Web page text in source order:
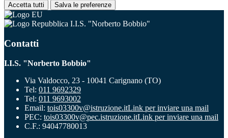
Accetta tutti Salva le preferenze
I.I.S. "Norberto Bobbio"
Contatti
I.I.S. "Norberto Bobbio"
Via Valdocco, 23 - 10041 Carignano (TO)
Tel: 011 9692329
Tel: 011 9693002
Email: tois03300v@istruzione.itLink per inviare una mail
PEC: tois03300v@pec.istruzione.itLink per inviare una mail
C.F.: 94047780013